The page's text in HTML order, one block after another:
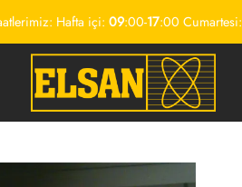
Hafta içi: 09:00-17:00 Cumartesi: